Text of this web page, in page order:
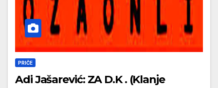
PRIČE
Adi Jašarević: ZA D.K . (Klanje